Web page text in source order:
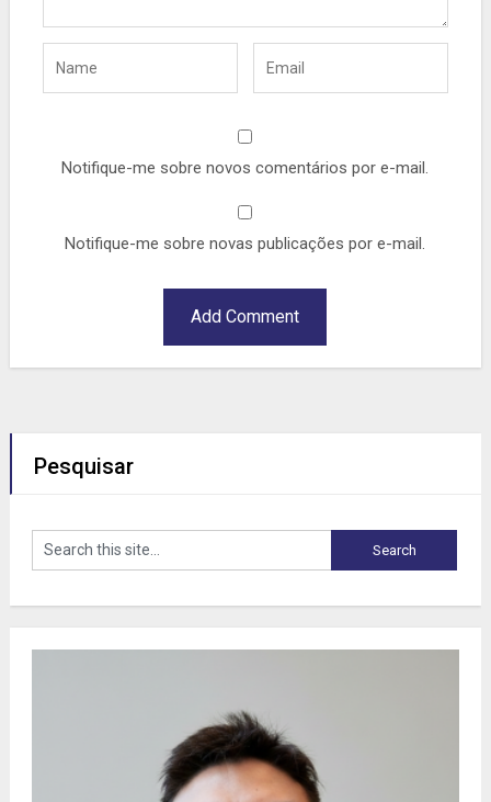
Notifique-me sobre novos comentários por e-mail.
Notifique-me sobre novas publicações por e-mail.
Pesquisar